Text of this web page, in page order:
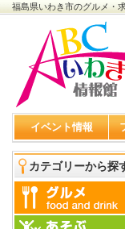
福島県いわき市のグルメ・
イベント情報
カテゴリーから探